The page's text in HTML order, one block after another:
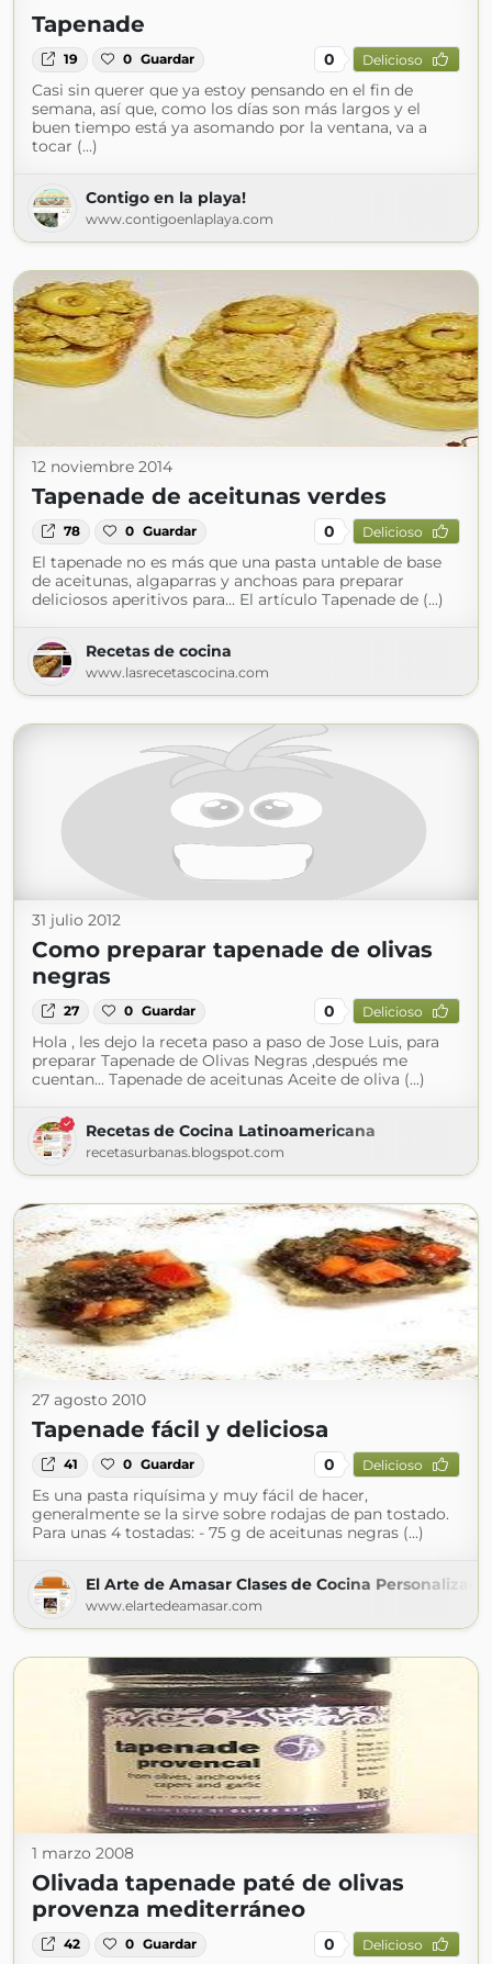
Tapenade
19 0 Guardar 0 Delicioso
Casi sin querer que ya estoy pensando en el fin de
semana, así que, como los días son más largos y el
buen tiempo está ya asomando por la ventana, va a
tocar (...)
Contigo en la playa!
www.contigoenlaplaya.com
12 noviembre 2014
Tapenade de aceitunas verdes
78 0 Guardar 0 Delicioso
El tapenade no es más que una pasta untable de base
de aceitunas, algaparras y anchoas para preparar
deliciosos aperitivos para... El artículo Tapenade de (...)
Recetas de cocina
www.lasrecetascocina.com
31 julio 2012
Como preparar tapenade de olivas
negras
27 0 Guardar 0 Delicioso
Hola , les dejo la receta paso a paso de Jose Luis, para
preparar Tapenade de Olivas Negras ,después me
cuentan... Tapenade de aceitunas Aceite de oliva (...)
Recetas de Cocina Latinoamericana
recetasurbanas.blogspot.com
27 agosto 2010
Tapenade fácil y deliciosa
41 0 Guardar 0 Delicioso
Es una pasta riquísima y muy fácil de hacer,
generalmente se la sirve sobre rodajas de pan tostado.
Para unas 4 tostadas: - 75 g de aceitunas negras (...)
El Arte de Amasar Clases de Cocina
www.elartedeamasar.com
1 marzo 2008
Olivada tapenade paté de olivas
provenza mediterráneo
42 0 Guardar 0 Delicioso